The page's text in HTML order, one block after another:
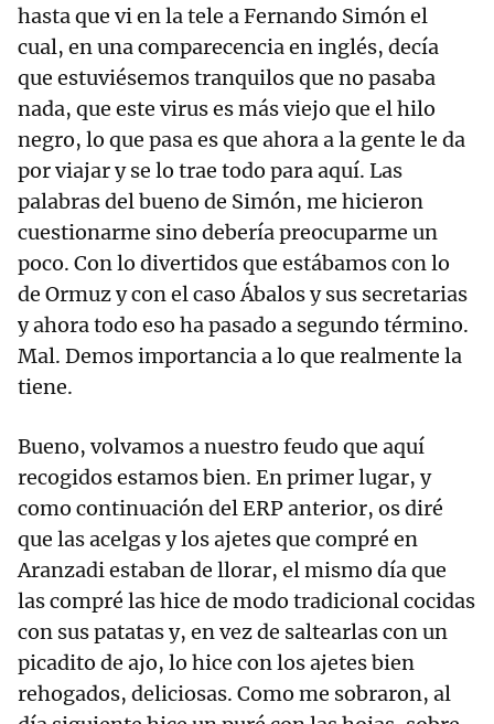
hasta que vi en la tele a Fernando Simón el
cual, en una comparecencia en inglés, decía
que estuviésemos tranquilos que no pasaba
nada, que este virus es más viejo que el hilo
negro, lo que pasa es que ahora a la gente le da
por viajar y se lo trae todo para aquí. Las
palabras del bueno de Simón, me hicieron
cuestionarme sino debería preocuparme un
poco. Con lo divertidos que estábamos con lo
de Ormuz y con el caso Ábalos y sus secretarias
y ahora todo eso ha pasado a segundo término.
Mal. Demos importancia a lo que realmente la
tiene.
Bueno, volvamos a nuestro feudo que aquí
recogidos estamos bien. En primer lugar, y
como continuación del ERP anterior, os diré
que las acelgas y los ajetes que compré en
Aranzadi estaban de llorar, el mismo día que
las compré las hice de modo tradicional cocidas
con sus patatas y, en vez de saltearlas con un
picadito de ajo, lo hice con los ajetes bien
rehogados, deliciosas. Como me sobraron, al